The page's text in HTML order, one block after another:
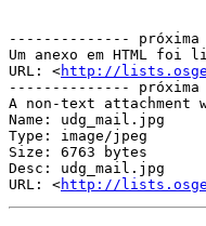
--------------
Um anexo em HTML foi
URL: <http://
--------------
A non-text attachment
Name: udg_mail.jpg
Type: image/jpeg
Size: 6763 bytes
Desc: udg_mail.jpg
URL: <http://